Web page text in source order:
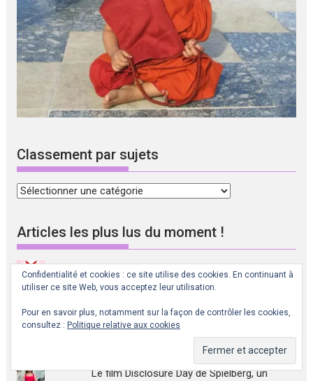
Classement par sujets
Classement
sujets
Articles les plus lus du moment !
Interview de la Sororité de la Rose avec
Cobra : activation du portail d'Ascension
Bref point sur la situation planétaire au 20
Le film Disclosure Day de Spielberg, un
Confidentialité et cookies : ce site utilise des cookies. En continuant à
utiliser ce site Web, vous acceptez leur utilisation.
Pour en savoir plus, notamment sur la façon de contrôler les cookies,
consultez : Politique relative aux cookies